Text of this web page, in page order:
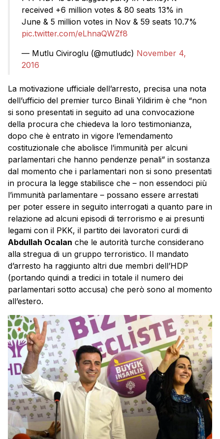
received +6 million votes & 80 seats 13% in
June & 5 million votes in Nov & 59 seats 10.7%
pic.twitter.com/eLhnaQWZf8
— Mutlu Civiroglu (@mutludc) November 4,
2016
La motivazione ufficiale dell’arresto, precisa una nota
dell’ufficio del premier turco Binali Yildirim è che “non
si sono presentati in seguito ad una convocazione
della procura che chiedeva la loro testimonianza,
dopo che è entrato in vigore l’emendamento
costituzionale che abolisce l’immunità per alcuni
parlamentari che hanno pendenze penali” in sostanza
dal momento che i parlamentari non si sono presentati
in procura la legge stabilisce che – non essendoci più
l’immunità parlamentare – possano essere arrestati
per poter essere in seguito interrogati a quanto pare in
relazione ad alcuni episodi di terrorismo e ai presunti
legami con il PKK, il partito dei lavoratori curdi di
Abdullah Ocalan che le autorità turche considerano
alla stregua di un gruppo terroristico. Il mandato
d’arresto ha raggiunto altri due membri dell’HDP
(portando quindi a tredici in totale il numero dei
parlamentari sotto accusa) che però sono al momento
all’estero.